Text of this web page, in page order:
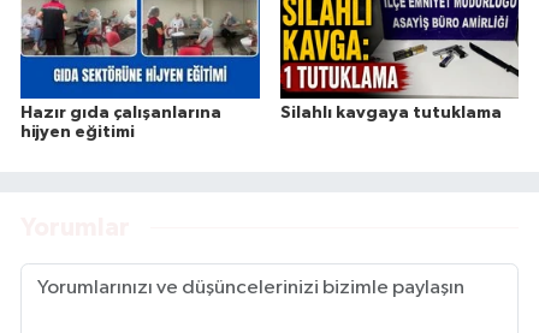
Hazır gıda çalışanlarına
hijyen eğitimi
Silahlı kavgaya tutuklama